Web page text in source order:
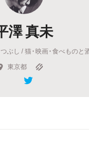
Feature
レーターから探す
Legendary
澤 真未
ぶし / 猫・映画・食べものと
東京都